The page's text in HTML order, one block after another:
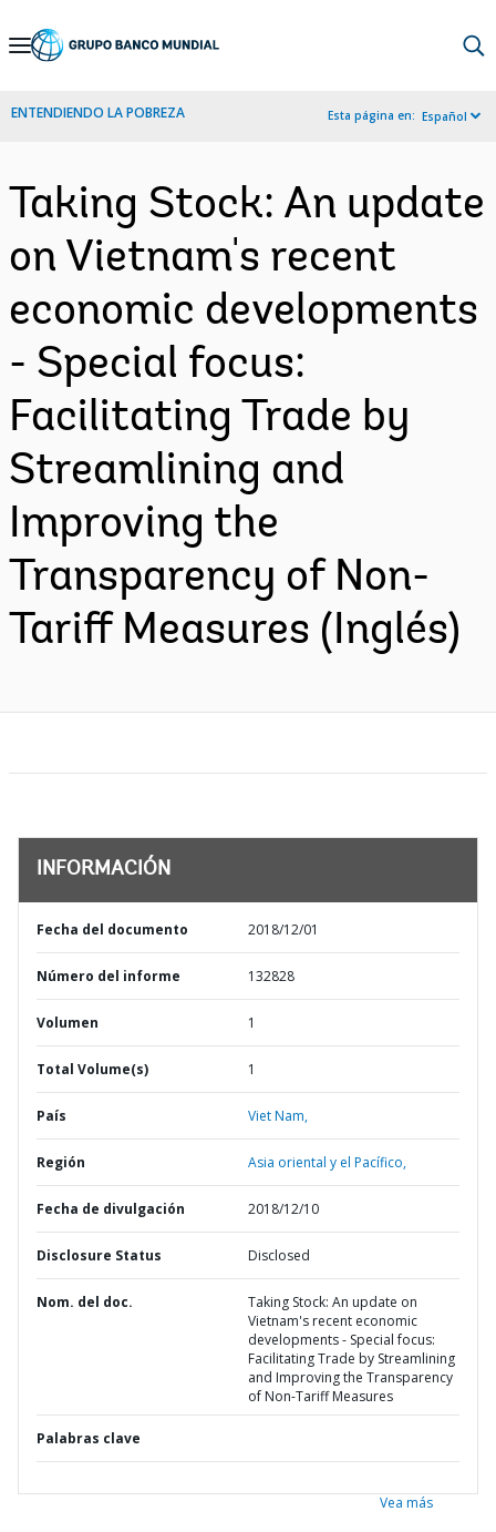
Skip
Navigation
ENTENDIENDO LA POBREZA Esta página en: Español
Taking Stock: An update
on Vietnam's recent
economic developments
- Special focus:
Facilitating Trade by
Streamlining and
Improving the
Transparency of Non-
Tariff Measures (Inglés)
INFORMACIÓN
Fecha del documento 2018/12/01
Número del informe 132828
Volumen 1
Total Volume(s) 1
País Viet Nam,
Región Asia oriental y el Pacífico,
Fecha de divulgación 2018/12/10
Disclosure Status Disclosed
Nom. del doc.
Taking Stock: An update on
Vietnam's recent economic
developments - Special focus:
Facilitating Trade by Streamlining
and Improving the Transparency
of Non-Tariff Measures
Palabras clave
Vea más